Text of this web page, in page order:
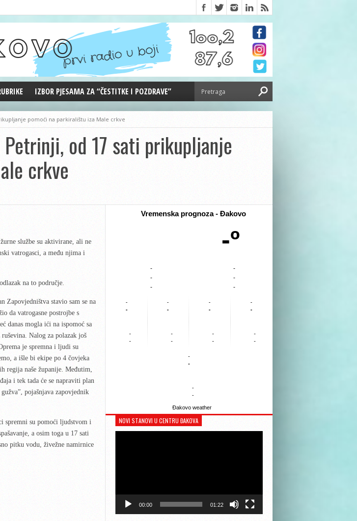
REPRIZE EMISIJA
DOBRE VIBRACIJE
ĐAKOVO GRADE
WEB ANKETA
KOLUMNE
IZBOR PJESAMA ZA “ČESTITKE I POZDRAVE”
pomoći na parkiralištu iza Male crkve
od 17 sati prikupljanje
crkve
službe su aktivirane, ali ne
vatrogasci, a među njima i
na to područje.
Zapovjedništva stavio sam se na
da vatrogasne postrojbe s
danas mogla ići na ispomoć sa
Nalog za polazak još
je spremna i ljudi su
a išle bi ekipe po 4 čovjeka
regija naše županije. Međutim,
i tek tada će se napraviti plan
pojašnjava zapovjednik
spremni su pomoći ljudstvom i
a osim toga u 17 sati
pitku vodu, živežne namirnice
Vremenska prognoza - Đakovo
-º
-
-
-
-
-
-
-
-
-
-
-
-
-
-
-
-
-
-
-
-
-
-
-
-
-
-
Đakovo weather
NOVI STANOVI U CENTRU ĐAKOVA
00:00 01:22